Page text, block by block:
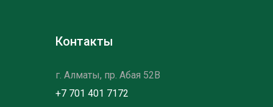
Контакты
г. Алматы, пр. Абая 52B
+7 701 401 7172